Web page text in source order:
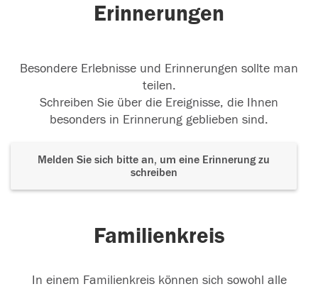
Erinnerungen
Besondere Erlebnisse und Erinnerungen sollte man
teilen.
Schreiben Sie über die Ereignisse, die Ihnen
besonders in Erinnerung geblieben sind.
Melden Sie sich bitte an, um eine Erinnerung zu
schreiben
Familienkreis
In einem Familienkreis können sich sowohl alle